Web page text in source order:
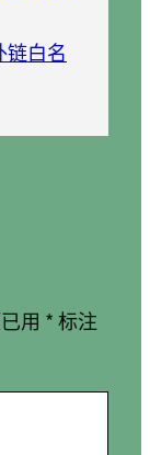
链白名
用 *标注